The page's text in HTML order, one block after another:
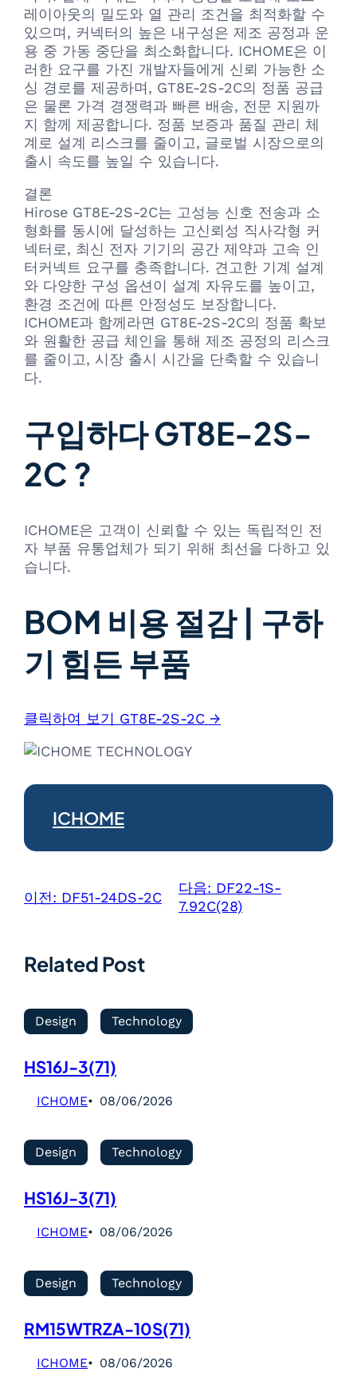
레이아웃의 밀도와 열 관리 조건을 최적화할 수
있으며, 커넥터의 높은 내구성은 제조 공정과 운
용 중 가동 중단을 최소화합니다. ICHOME은 이
러한 요구를 가진 개발자들에게 신뢰 가능한 소
싱 경로를 제공하며, GT8E-2S-2C의 정품 공급
은 물론 가격 경쟁력과 빠른 배송, 전문 지원까
지 함께 제공합니다. 정품 보증과 품질 관리 체
계로 설계 리스크를 줄이고, 글로벌 시장으로의
출시 속도를 높일 수 있습니다.
결론
Hirose GT8E-2S-2C는 고성능 신호 전송과 소
형화를 동시에 달성하는 고신뢰성 직사각형 커
넥터로, 최신 전자 기기의 공간 제약과 고속 인
터커넥트 요구를 충족합니다. 견고한 기계 설계
와 다양한 구성 옵션이 설계 자유도를 높이고,
환경 조건에 따른 안정성도 보장합니다.
ICHOME과 함께라면 GT8E-2S-2C의 정품 확보
와 원활한 공급 체인을 통해 제조 공정의 리스크
를 줄이고, 시장 출시 시간을 단축할 수 있습니
다.
구입하다 GT8E-2S-
2C ?
ICHOME은 고객이 신뢰할 수 있는 독립적인 전
자 부품 유통업체가 되기 위해 최선을 다하고 있
습니다.
BOM 비용 절감 | 구하
기 힘든 부품
클릭하여 보기 GT8E-2S-2C →
ICHOME
이전: DF51-24DS-2C
다음: DF22-1S-
7.92C(28)
Related Post
Design Technology
HS16J-3(71)
ICHOME 08/06/2026
Design Technology
HS16J-3(71)
ICHOME 08/06/2026
Design Technology
RM15WTRZA-10S(71)
ICHOME 08/06/2026